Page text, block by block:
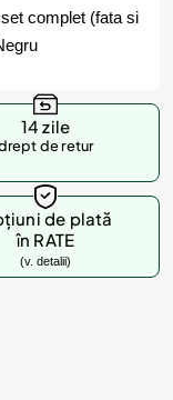
complet (fata si
14 zile
de retur
de plată
în RATE
(v. detalii)